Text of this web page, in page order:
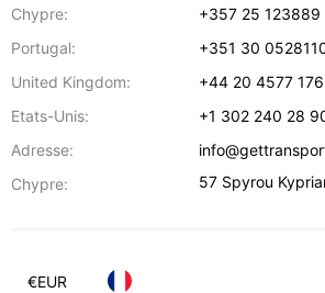
Chypre:
+357 25 123889
Portugal:
+351 30
United Kingdom:
+44 20 4577
Etats-Unis:
+1 302 240 28
Adresse:
Chypre:
57 Spyrou
€EUR